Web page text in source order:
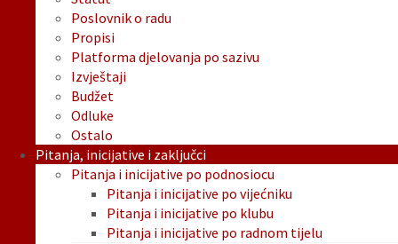
Poslovnik o radu
Propisi
Platforma djelovanja po sazivu
Izvještaji
Budžet
Odluke
Ostalo
Pitanja, inicijative i zaključci
Pitanja i inicijative po podnosiocu
Pitanja i inicijative po vijećniku
Pitanja i inicijative po klubu
Pitanja i inicijative po radnom tijelu